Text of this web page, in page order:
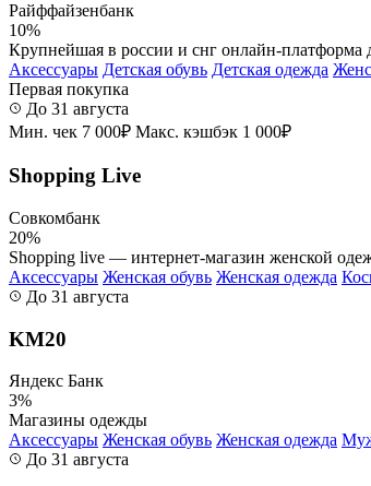
Райффайзенбанк
10%
Крупнейшая в россии и снг онлайн-платформа
Аксессуары Детская обувь Детская одежда
Первая покупка
До 31 августа
Мин. чек 7 000₽ Макс. кэшбэк 1 000₽
Shopping Live
Совкомбанк
20%
Shopping live — интернет-магазин женской
Аксессуары Женская обувь Женская одежда
До 31 августа
KM20
Яндекс Банк
3%
Магазины одежды
Аксессуары Женская обувь Женская одежда
До 31 августа